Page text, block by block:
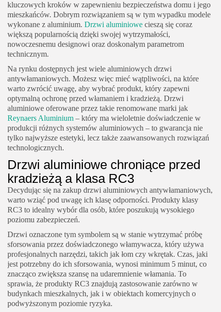
kluczowych kroków w zapewnieniu bezpieczeństwa domu i jego
mieszkańców. Dobrym rozwiązaniem są w tym wypadku modele
wykonane z aluminium. Drzwi aluminiowe cieszą się coraz
większą popularnością dzięki swojej wytrzymałości,
nowoczesnemu designowi oraz doskonałym parametrom
technicznym.
Na rynku dostępnych jest wiele aluminiowych drzwi
antywłamaniowych. Możesz więc mieć wątpliwości, na które
warto zwrócić uwagę, aby wybrać produkt, który zapewni
optymalną ochronę przed włamaniem i kradzieżą. Drzwi
aluminiowe oferowane przez takie renomowane marki jak
Reynaers Aluminium – który ma wieloletnie doświadczenie w
produkcji różnych systemów aluminiowych – to gwarancja nie
tylko najwyższe estetyki, lecz także zaawansowanych rozwiązań
technologicznych.
Drzwi aluminiowe chroniące przed
kradzieżą a klasa RC3
Decydując się na zakup drzwi aluminiowych antywłamaniowych,
warto wziąć pod uwagę ich klasę odporności. Produkty klasy
RC3 to idealny wybór dla osób, które poszukują wysokiego
poziomu zabezpieczeń.
Drzwi oznaczone tym symbolem są w stanie wytrzymać próbę
sforsowania przez doświadczonego włamywacza, który używa
profesjonalnych narzędzi, takich jak łom czy wkrętak. Czas, jaki
jest potrzebny do ich sforsowania, wynosi minimum 5 minut, co
znacząco zwiększa szansę na udaremnienie włamania. To
sprawia, że produkty RC3 znajdują zastosowanie zarówno w
budynkach mieszkalnych, jak i w obiektach komercyjnych o
podwyższonym poziomie ryzyka.